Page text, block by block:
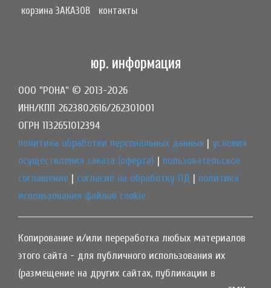
корзина ЗАКАЗОВ
контакты
юр. информация
ООО "РОНА" © 2013-2026
ИНН/КПП 2623802616/262301001
ОГРН 1132651012394
политика обработки персональных данных | условия
осуществления заказа (оферта) | пользовательское
соглашение | согласие на обработку ПД | политика
использования файлов cookie
Копирование и/или переработка любых материалов
этого сайта - для публичного использования их
(размещение на других сайтах, публикации в